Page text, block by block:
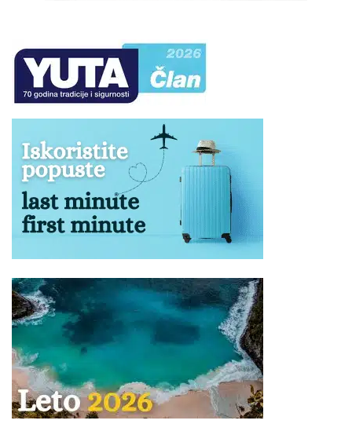
slučaju gubitka lakše bio pronađen.
Za zaboravljene stvari agencija kao prevoznik ne
odgovara.
Prtljag koji je primljen na prevoz biće obeležen
agencijskim nalepnicama.
Prtljag bez nalepnice neće biti primljen na prevoz.
Vaša je odgovornost da proverite da li je Vaš prtljag
unet ili iznet iz autobusa.
NAPOMENA za mesta u autobusu:
Raspored sedenja u
prevoznom sredstvu određuje se kompjuterski u zavisnosti
od kapaciteta i tipa istog, i ne postoji mogućnost rezervacije
Ukoliko Vam ponuda za Vila SOKRATIS Asprovalta ne
odgovara pogledajte ponudu ostalih smeštaja u letovalištu
Asprovalta
ili ostalih smeštajnih kapaciteta u oblasti
Đorđe
na severu